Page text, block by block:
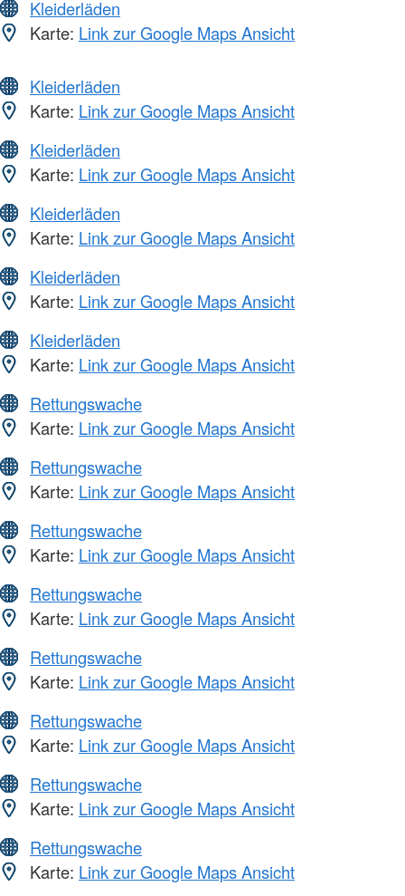
Kleiderläden
Karte: Link zur Google Maps Ansicht
Kleiderläden
Karte: Link zur Google Maps Ansicht
Kleiderläden
Karte: Link zur Google Maps Ansicht
Kleiderläden
Karte: Link zur Google Maps Ansicht
Kleiderläden
Karte: Link zur Google Maps Ansicht
Kleiderläden
Karte: Link zur Google Maps Ansicht
Rettungswache
Karte: Link zur Google Maps Ansicht
Rettungswache
Karte: Link zur Google Maps Ansicht
Rettungswache
Karte: Link zur Google Maps Ansicht
Rettungswache
Karte: Link zur Google Maps Ansicht
Rettungswache
Karte: Link zur Google Maps Ansicht
Rettungswache
Karte: Link zur Google Maps Ansicht
Rettungswache
Karte: Link zur Google Maps Ansicht
Rettungswache
Karte: Link zur Google Maps Ansicht